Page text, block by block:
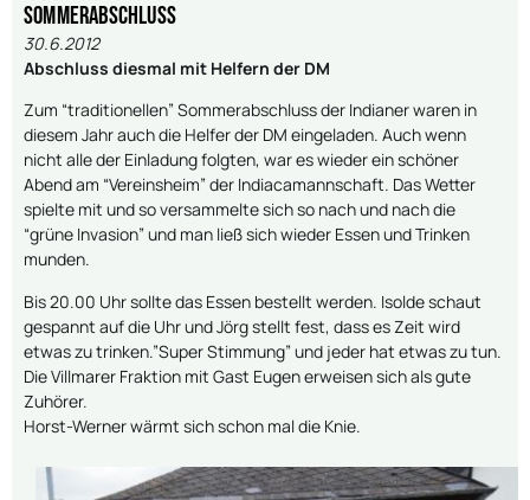
Sommerabschluss
30.6.2012
Abschluss diesmal mit Helfern der DM
Zum “traditionellen” Sommerabschluss der Indianer waren in
diesem Jahr auch die Helfer der DM eingeladen. Auch wenn
nicht alle der Einladung folgten, war es wieder ein schöner
Abend am “Vereinsheim” der Indiacamannschaft. Das Wetter
spielte mit und so versammelte sich so nach und nach die
“grüne Invasion” und man ließ sich wieder Essen und Trinken
munden.
Bis 20.00 Uhr sollte das Essen bestellt werden. Isolde schaut
gespannt auf die Uhr und Jörg stellt fest, dass es Zeit wird
etwas zu trinken.”Super Stimmung” und jeder hat etwas zu tun.
Die Villmarer Fraktion mit Gast Eugen erweisen sich als gute
Zuhörer.
Horst-Werner wärmt sich schon mal die Knie.